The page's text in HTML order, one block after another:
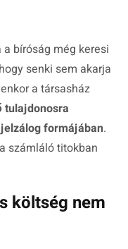
bíróság még keresi
senki sem akarja
a társasház
tulajdonosra
formájában.
számláló titokban
költség nem